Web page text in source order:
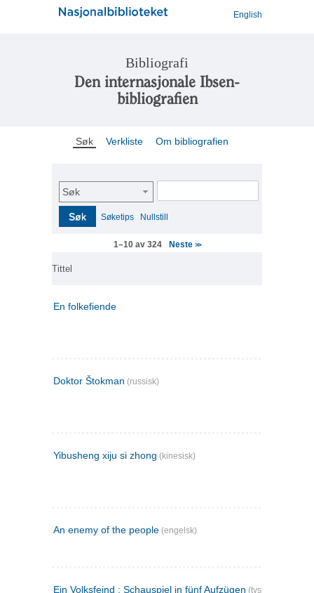
English
Bibliografi
Den internasjonale Ibsen-
bibliografien
Søk Verkliste Om bibliografien
Søk
Søk Søketips Nullstill
1–10 av 324 Neste >>
Tittel
En folkefiende
Doktor Štokman (russisk)
Yibusheng xiju si zhong (kinesisk)
An enemy of the people (engelsk)
Ein Volksfeind : Schauspiel in fünf Aufzügen (tysk)